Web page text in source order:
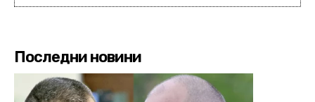
Последни новини